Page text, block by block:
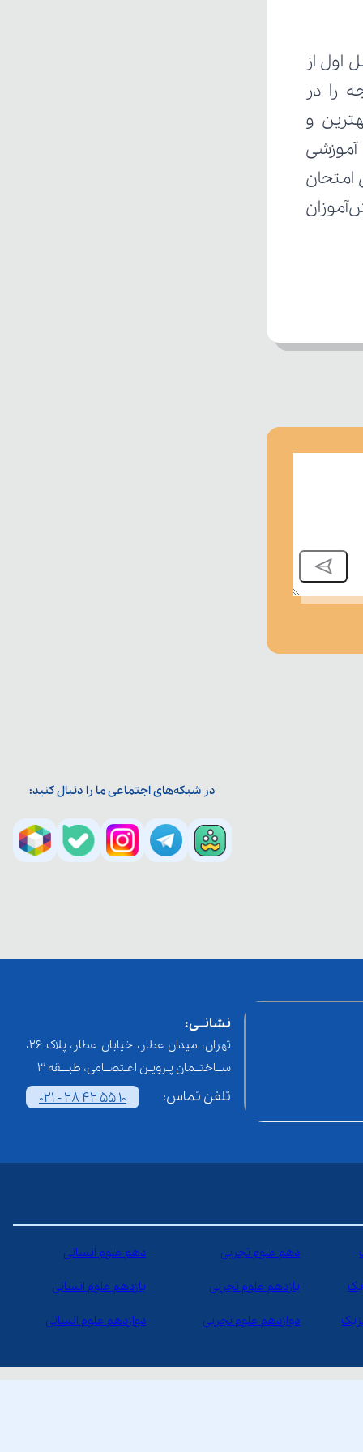
در شبکه‌های اجتماعی ما را دنبال کنید:
نشانــی:
تهران، میدان عطار، خیابان عطار، پلاک 26،
ســاختــمان پـرویـن اعـتصــامی، طبـــقه 3
تلفن تماس: 021 - 28 42 55 10
دهم علوم تجربی دهم علوم انسانی
یازدهم علوم تجربی یازدهم علوم انسانی
دوازدهم علوم تجربی دوازدهم علوم انسانی